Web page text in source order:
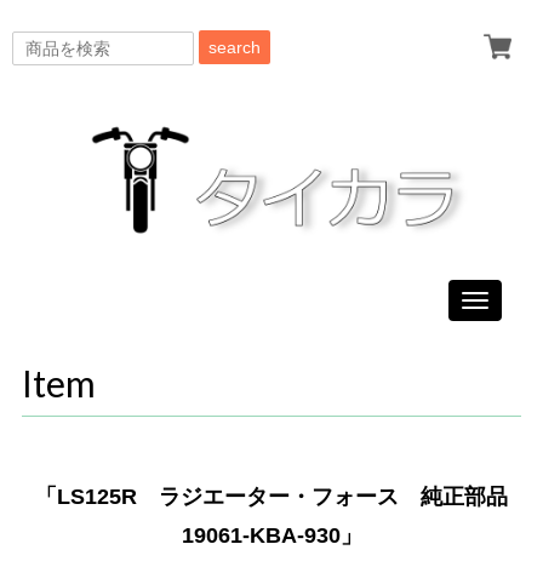
search
Toggle
Item
「LS125R ラジエーター・フォース 純正部品
19061-KBA-930」